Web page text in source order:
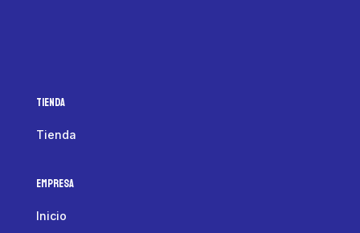
Tienda
Tienda
Empresa
Inicio